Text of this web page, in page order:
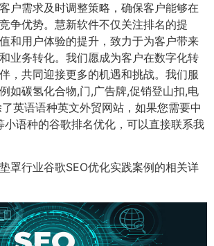
户需求及时调整策略，确保客户能够在
争优势。慧新软件不仅关注排名的提
和用户体验的提升，致力于为客户带来
业务转化。我们愿成为客户在数字化转
，共同迎接更多的机遇和挑战。我们服
如碳氢化合物,门,广告牌,促销登山扣,电
英语语种英文外贸网站，如果您需要中
小语种的谷歌排名优化，可以直接联系我
罩行业谷歌SEO优化实践案例的相关详